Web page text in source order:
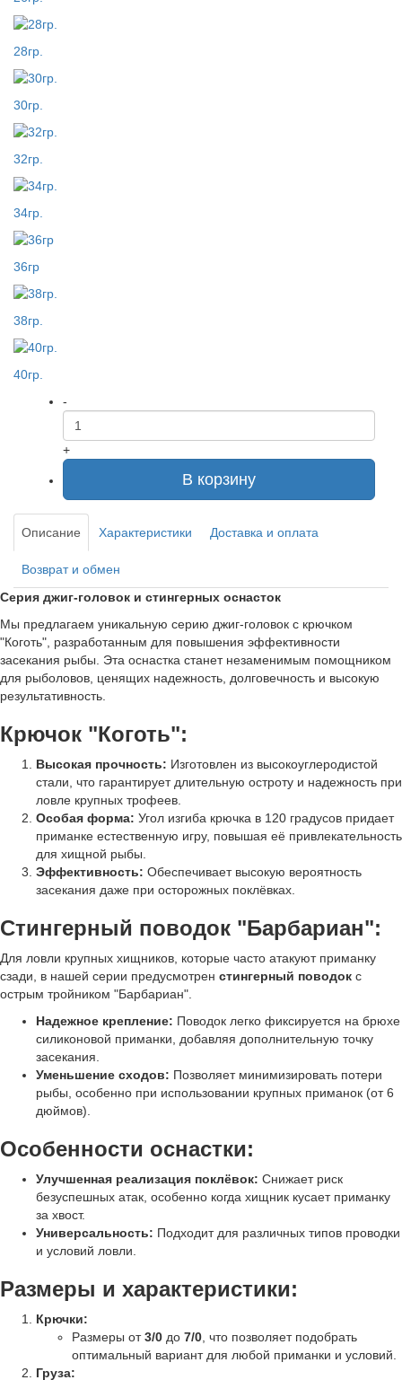
28гр.
30гр.
32гр.
34гр.
36гр
38гр.
40гр.
-
+
В корзину
Описание Характеристики Доставка и оплата
Возврат и обмен
Серия джиг-головок и стингерных оснасток
Мы предлагаем уникальную серию джиг-головок с крючком
"Коготь", разработанным для повышения эффективности
засекания рыбы. Эта оснастка станет незаменимым помощником
для рыболовов, ценящих надежность, долговечность и высокую
результативность.
Крючок "Коготь":
Высокая прочность: Изготовлен из высокоуглеродистой
стали, что гарантирует длительную остроту и надежность при
ловле крупных трофеев.
Особая форма: Угол изгиба крючка в 120 градусов придает
приманке естественную игру, повышая её привлекательность
для хищной рыбы.
Эффективность: Обеспечивает высокую вероятность
засекания даже при осторожных поклёвках.
Стингерный поводок "Барбариан":
Для ловли крупных хищников, которые часто атакуют приманку
сзади, в нашей серии предусмотрен стингерный поводок с
острым тройником "Барбариан".
Надежное крепление: Поводок легко фиксируется на брюхе
силиконовой приманки, добавляя дополнительную точку
засекания.
Уменьшение сходов: Позволяет минимизировать потери
рыбы, особенно при использовании крупных приманок (от 6
дюймов).
Особенности оснастки:
Улучшенная реализация поклёвок: Снижает риск
безуспешных атак, особенно когда хищник кусает приманку
за хвост.
Универсальность: Подходит для различных типов проводки
и условий ловли.
Размеры и характеристики:
Крючки:
Размеры от3/0 до 7/0 , что позволяет подобрать
оптимальный вариант для любой приманки и условий.
Груза: